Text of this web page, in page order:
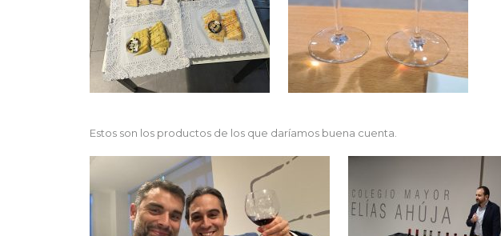
Estos son los productos de los que daríamos buena cuenta.